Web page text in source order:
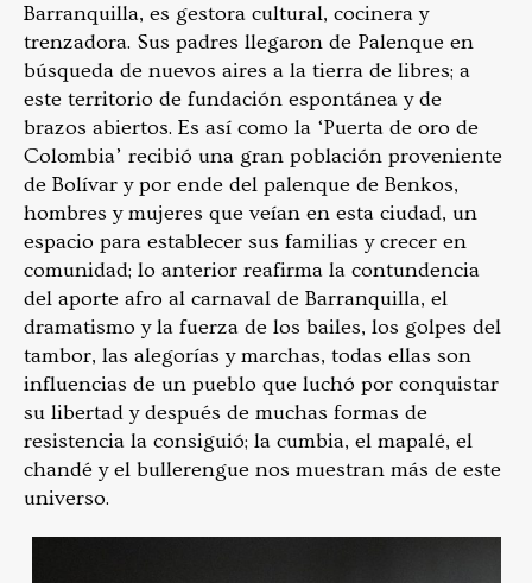
Barranquilla, es gestora cultural, cocinera y
trenzadora. Sus padres llegaron de Palenque en
búsqueda de nuevos aires a la tierra de libres; a
este territorio de fundación espontánea y de
brazos abiertos. Es así como la ‘Puerta de oro de
Colombia’ recibió una gran población proveniente
de Bolívar y por ende del palenque de Benkos,
hombres y mujeres que veían en esta ciudad, un
espacio para establecer sus familias y crecer en
comunidad; lo anterior reafirma la contundencia
del aporte afro al carnaval de Barranquilla, el
dramatismo y la fuerza de los bailes, los golpes del
tambor, las alegorías y marchas, todas ellas son
influencias de un pueblo que luchó por conquistar
su libertad y después de muchas formas de
resistencia la consiguió; la cumbia, el mapalé, el
chandé y el bullerengue nos muestran más de este
universo.